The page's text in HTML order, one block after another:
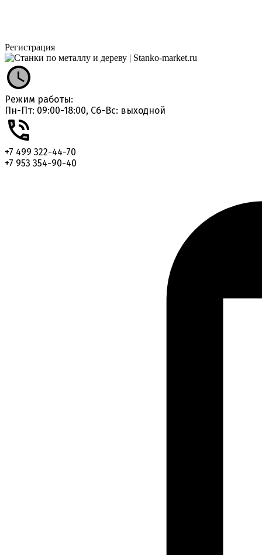
Регистрация
Режим работы:
Пн-Пт: 09:00-18:00, Сб-Вс: выходной
+7 499 322-44-70
+7 953 354-90-40